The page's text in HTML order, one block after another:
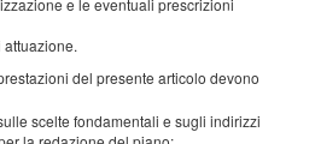
e le eventuali prescrizioni
del presente articolo devono
scelte fondamentali e sugli indirizzi